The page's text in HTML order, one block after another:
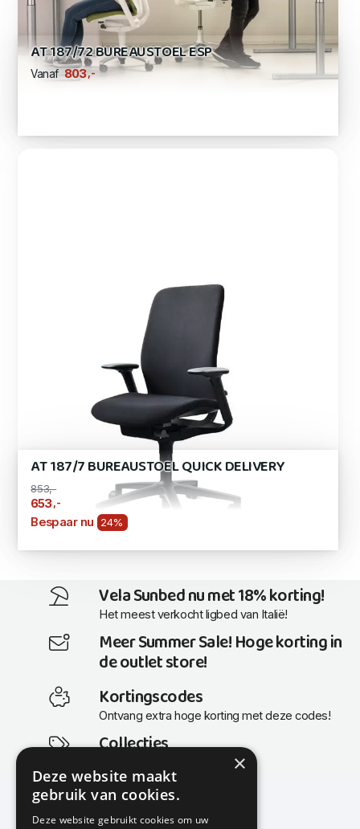
AT 187/72 BUREAUSTOEL ESP
Vanaf 803 ,-
AT 187/7 BUREAUSTOEL QUICK DELIVERY
853,-
653 ,-
Bespaar nu 24%
Vela Sunbed nu met 18% korting!
Het meest verkocht ligbed van Italië!
Meer Summer Sale! Hoge korting in
de outlet store!
Kortingscodes
Ontvang extra hoge korting met deze codes!
Collecties
Actuele en populaire collecties
×
Deze website maakt
gebruik van cookies.
Deze website gebruikt cookies om uw